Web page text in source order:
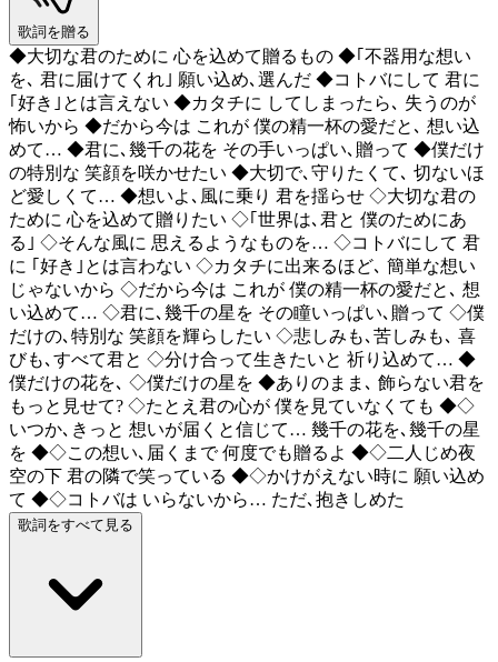
歌詞を贈る
◆大切な君のために 心を込めて贈るもの ◆｢不器用な想い
を､ 君に届けてくれ｣ 願い込め､選んだ ◆コトバにして 君に
｢好き｣とは言えない ◆カタチに してしまったら､ 失うのが
怖いから ◆だから今は これが 僕の精一杯の愛だと､ 想い込
めて… ◆君に､幾千の花を その手いっぱい､贈って ◆僕だけ
の特別な 笑顔を咲かせたい ◆大切で､守りたくて､ 切ないほ
ど愛しくて… ◆想いよ､風に乗り 君を揺らせ ◇大切な君の
ために 心を込めて贈りたい ◇｢世界は､君と 僕のためにあ
る｣ ◇そんな風に 思えるようなものを… ◇コトバにして 君
に ｢好き｣とは言わない ◇カタチに出来るほど､ 簡単な想い
じゃないから ◇だから今は これが 僕の精一杯の愛だと､ 想
い込めて… ◇君に､幾千の星を その瞳いっぱい､贈って ◇僕
だけの､特別な 笑顔を輝らしたい ◇悲しみも､苦しみも､ 喜
びも､すべて君と ◇分け合って生きたいと 祈り込めて… ◆
僕だけの花を､ ◇僕だけの星を ◆ありのまま､ 飾らない君を
もっと見せて? ◇たとえ君の心が 僕を見ていなくても ◆◇
いつか､きっと 想いが届くと信じて… 幾千の花を､幾千の星
を ◆◇この想い､届くまで 何度でも贈るよ ◆◇二人じめ夜
空の下 君の隣で笑っている ◆◇かけがえない時に 願い込め
て ◆◇コトバは いらないから… ただ､抱きしめた
歌詞をすべて見る